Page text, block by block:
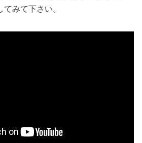
みて下さい。